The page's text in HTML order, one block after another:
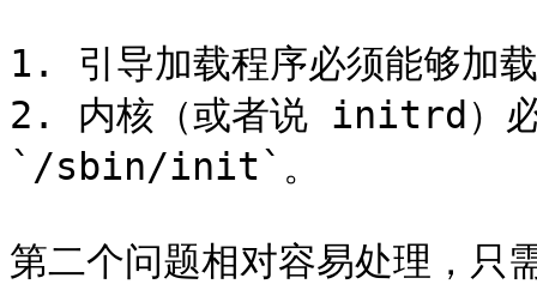
1. 引导加载程序必须能够
2. 内核（或者说 initrd）必
`/sbin/init`。
第二个问题相对容易处理